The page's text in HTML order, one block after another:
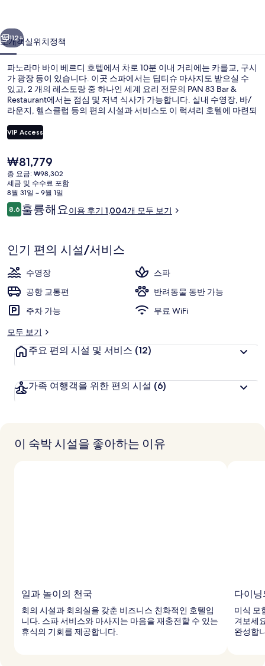
르
디
호
텔
의
사
갤
러
리
다음
112+
소개객실위치정책
파노라마 바이 베르디 호텔에서 차로 10분 이내 거리에는 카를교, 구시
가 광장 등이 있습니다. 이곳 스파에서는 딥티슈 마사지도 받으실 수
있고, 2 개의 레스토랑 중 하나인 세계 요리 전문의 PAN 83 Bar &
Restaurant에서는 점심 및 저녁 식사가 가능합니다. 실내 수영장, 바/
라운지, 헬스클럽 등의 편의 시설과 서비스도 이 럭셔리 호텔에 마련되
아해요. Pankrac 역까지 걸어서 5분, 코토르스카 역까지는 10분이면
가실 수 있어요.
VIP Access
현
재
가
격
은
₩81,779
₩81,779
총 요금: ₩98,302
세금 및 수수료 포함
8월 31일 ~ 9월 1일
이
용
기
8.610점 만점 중 8.6점.
훌륭해요이용 후기 1,004개 모두 보기
인기 편의 시설/서비스
수영장
스파
공항 교통편
반려동물 동반 가능
주차 가능
무료 WiFi
모두 보기
주요 편의 시설 및 서비스 (12)
가족 여행객을 위한 편의 시설 (6)
이 숙박 시설을 좋아하는 이유
일과 놀이의 천국
회의 시설과 회의실을 갖춘 비즈니스 친화적인 호텔입
니다. 스파 서비스와 마사지는 마음을 재충전할 수 있는
휴식의 기회를 제공합니다.
다이
미식 모
겨보세
완성합